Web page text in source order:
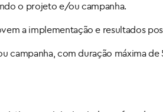
o projeto e/ou campanha.
a implementação e resultados
campanha, com duração máxima